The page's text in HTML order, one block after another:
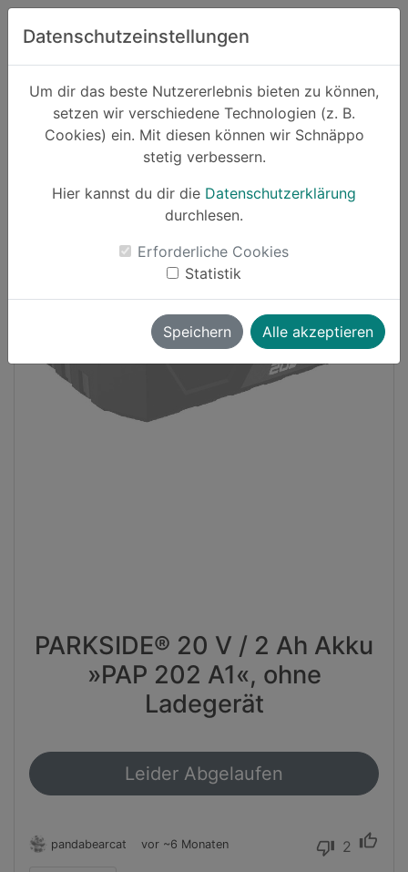
Zum Hauptinhalt springen
Datenschutzeinstellungen
Um dir das beste Nutzererlebnis bieten zu können,
setzen wir verschiedene Technologien (z. B.
Cookies) ein. Mit diesen können wir Schnäppo
stetig verbessern.
Hier kannst du dir die Datenschutzerklärung
durchlesen.
Erforderliche Cookies
Statistik
Speichern Alle akzeptieren
Suchen
Schnäppchen Haushalt und Garten
Cashback
PARKSIDE® 20 V / 2 Ah Akku
»PAP 202 A1«, ohne
Ladegerät
Leider Abgelaufen
pandabearcat vor ~6 Monaten thumb_down 2 thumb_up